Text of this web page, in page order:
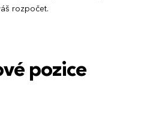
rozpočet.
pozice